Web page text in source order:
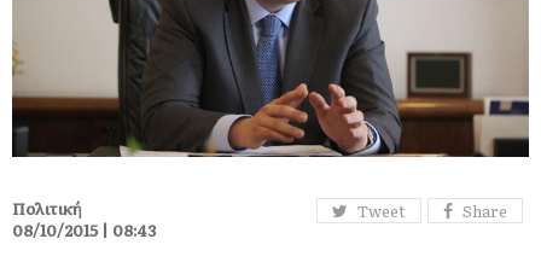
Tweet Share
Πολιτική
08/10/2015 | 08:43